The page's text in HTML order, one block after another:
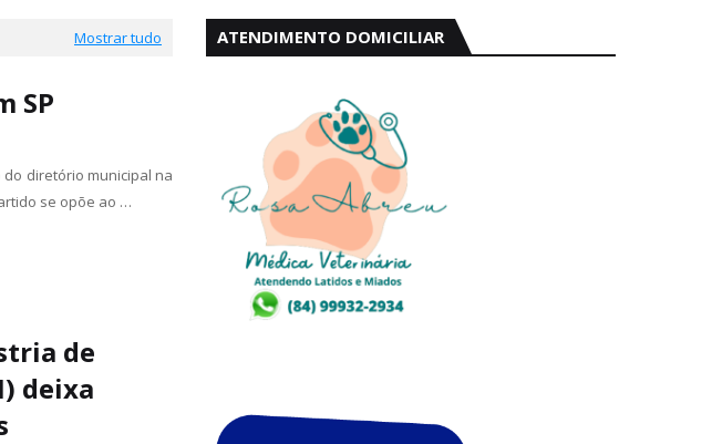
Mostrar tudo
SP
diretório municipal na
se opõe ao …
de
deixa
ATENDIMENTO DOMICILIAR